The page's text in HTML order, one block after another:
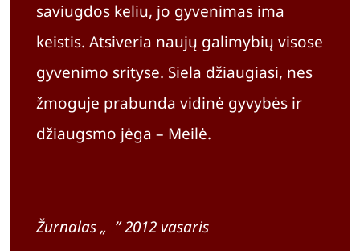
saviugdos keliu, jo gyvenimas ima
keistis. Atsiveria naujų galimybių visose
gyvenimo srityse. Siela džiaugiasi, nes
žmoguje prabunda vidinė gyvybės ir
džiaugsmo jėga – Meilė.
Žurnalas „ ” 2012 vasaris